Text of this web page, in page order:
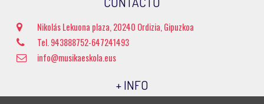
Nikolás Lekuona plaza, 20240 Ordizia, Gipuzkoa
Tel. 943888752-647241493
info@musikaeskola.eus
+ INFO